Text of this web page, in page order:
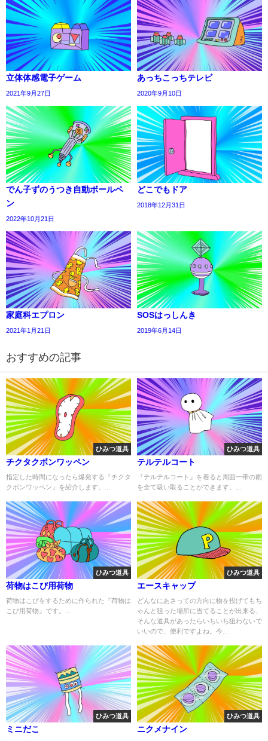
立体体感電子ゲーム
2021年9月27日
あっちこっちテレビ
2020年9月10日
でん子ずのうつき自動ボールペ
ン
2022年10月21日
どこでもドア
2018年12月31日
家庭科エプロン
2021年1月21日
SOSはっしんき
2019年6月14日
おすすめの記事
ひみつ道具
チクタクボンワッペン
指定した時間になったら爆発する『チクタ
クボンワッペン』を紹介します。...
ひみつ道具
テルテルコート
『テルテルコート』を着ると周囲一帯の雨
を全て吸い取ることができます。...
ひみつ道具
荷物はこび用荷物
荷物はこびをするために作られた『荷物は
こび用荷物』です。...
ひみつ道具
エースキャップ
どんなにあさっての方向に物を投げてもち
ゃんと狙った場所に当てることが出来る、
そんな道具があったらいちいち狙わないで
いいので、便利ですよね。今...
ひみつ道具
ミニだこ
ひみつ道具
ニクメナイン